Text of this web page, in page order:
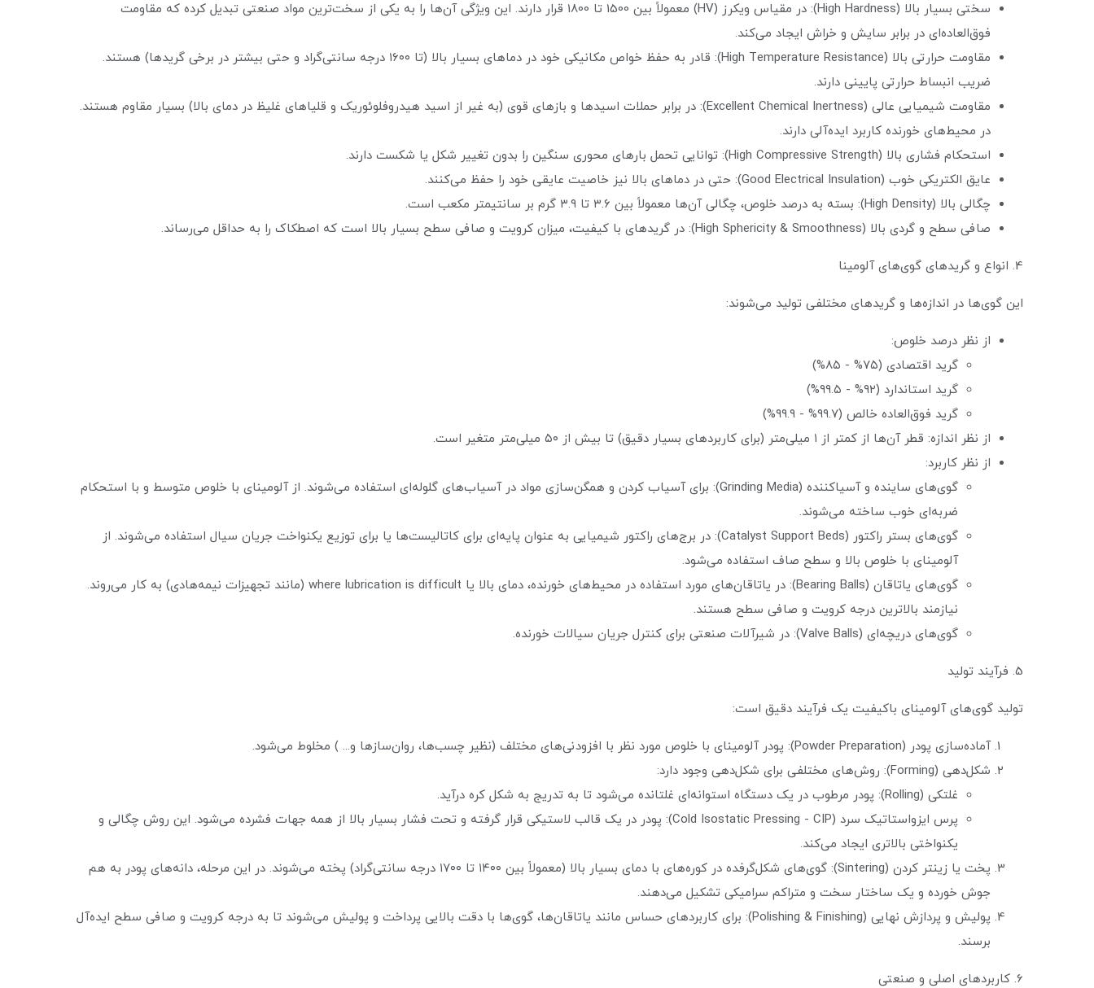
سختی بسیار بالا (High Hardness): در مقیاس ویکرز (HV) معمولاً بین 1500 تا 1800 قرار دارند. این ویژگی آن‌ها را به یکی از سخت‌ترین مواد صنعتی تبدیل کرده که مقاومت
فوق‌العاده‌ای در برابر سایش و خراش ایجاد می‌کند.
مقاومت حرارتی بالا (High Temperature Resistance): قادر به حفظ خواص مکانیکی خود در دماهای بسیار بالا (تا ۱۶۰۰ درجه سانتی‌گراد و حتی بیشتر در برخی گریدها) هستند.
ضریب انبساط حرارتی پایینی دارند.
مقاومت شیمیایی عالی (Excellent Chemical Inertness): در برابر حملات اسیدها و بازهای قوی (به غیر از اسید هیدروفلوئوریک و قلیاهای غلیظ در دمای بالا) بسیار مقاوم هستند.
در محیط‌های خورنده کاربرد ایده‌آلی دارند.
استحکام فشاری بالا (High Compressive Strength): توانایی تحمل بارهای محوری سنگین را بدون تغییر شکل یا شکست دارند.
عایق الکتریکی خوب (Good Electrical Insulation): حتی در دماهای بالا نیز خاصیت عایقی خود را حفظ می‌کنند.
چگالی بالا (High Density): بسته به درصد خلوص، چگالی آن‌ها معمولاً بین ۳.۶ تا ۳.۹ گرم بر سانتیمتر مکعب است.
صافی سطح و گردی بالا (High Sphericity & Smoothness): در گریدهای با کیفیت، میزان کرویت و صافی سطح بسیار بالا است که اصطکاک را به حداقل می‌رساند.
4. انواع و گریدهای گوی‌های آلومینا
این گوی‌ها در اندازه‌ها و گریدهای مختلفی تولید می‌شوند:
از نظر درصد خلوص:
گرید اقتصادی (۷۵% - ۸۵%)
گرید استاندارد (۹۲% - ۹۹.۵%)
گرید فوق‌العاده خالص (۹۹.۷% - ۹۹.۹%)
از نظر اندازه: قطر آن‌ها از کمتر از ۱ میلی‌متر (برای کاربردهای بسیار دقیق) تا بیش از ۵۰ میلی‌متر متغیر است.
از نظر کاربرد:
گوی‌های ساینده و آسیاکننده (Grinding Media): برای آسیاب کردن و همگن‌سازی مواد در آسیاب‌های گلوله‌ای استفاده می‌شوند. از آلومینای با خلوص متوسط و با استحکام
ضربه‌ای خوب ساخته می‌شوند.
گوی‌های بستر راکتور (Catalyst Support Beds): در برج‌های راکتور شیمیایی به عنوان پایه‌ای برای کاتالیست‌ها یا برای توزیع یکنواخت جریان سیال استفاده می‌شوند. از
آلومینای با خلوص بالا و سطح صاف استفاده می‌شود.
گوی‌های یاتاقان (Bearing Balls): در یاتاقان‌های مورد استفاده در محیط‌های خورنده، دمای بالا یا where lubrication is difficult (مانند تجهیزات نیمه‌هادی) به کار می‌روند.
نیازمند بالاترین درجه کرویت و صافی سطح هستند.
گوی‌های دریچه‌ای (Valve Balls): در شیرآلات صنعتی برای کنترل جریان سیالات خورنده.
5. فرآیند تولید
تولید گوی‌های آلومینای باکیفیت یک فرآیند دقیق است:
آماده‌سازی پودر (Powder Preparation): پودر آلومینای با خلوص مورد نظر با افزودنی‌های مختلف (نظیر چسب‌ها، روان‌سازها و... ) مخلوط می‌شود.
شکل‌دهی (Forming): روش‌های مختلفی برای شکل‌دهی وجود دارد:
غلتکی (Rolling): پودر مرطوب در یک دستگاه استوانه‌ای غلتانده می‌شود تا به تدریج به شکل کره درآید.
پرس ایزواستاتیک سرد (Cold Isostatic Pressing - CIP): پودر در یک قالب لاستیکی قرار گرفته و تحت فشار بسیار بالا از همه جهات فشرده می‌شود. این روش چگالی و
یکنواختی بالاتری ایجاد می‌کند.
پخت یا زینتر کردن (Sintering): گوی‌های شکل‌گرفده در کوره‌های با دمای بسیار بالا (معمولاً بین ۱۴۰۰ تا ۱۷۰۰ درجه سانتی‌گراد) پخته می‌شوند. در این مرحله، دانه‌های پودر به هم
جوش خورده و یک ساختار سخت و متراکم سرامیکی تشکیل می‌دهند.
پولیش و پردازش نهایی (Polishing & Finishing): برای کاربردهای حساس مانند یاتاقان‌ها، گوی‌ها با دقت بالایی پرداخت و پولیش می‌شوند تا به درجه کرویت و صافی سطح ایده‌آل
برسند.
6. کاربردهای اصلی و صنعتی